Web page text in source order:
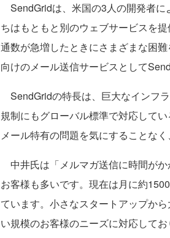
SendGridは、米国の3人の開発者に
ちはもともと別のウェブサービスを
通数が急増したときにさまざまな困
向けのメール送信サービスとして
SendGridの特長は、巨大なインフ
規制にもグローバル標準で対応して
メール特有の問題を気にすることな
中井氏は「メルマガ送信に時間が
お客様も多いです。現在は月に約
ています。小さなスタートアップか
い規模のお客様のニーズに対応して